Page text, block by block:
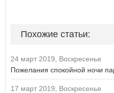
Похожие статьи:
24 март 2019, Воскресенье
Пожелания спокойной ночи
17 март 2019, Воскресенье